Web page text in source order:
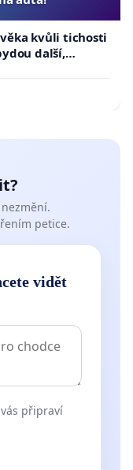
kvůli tichosti
další,
petice.
vidět
připraví